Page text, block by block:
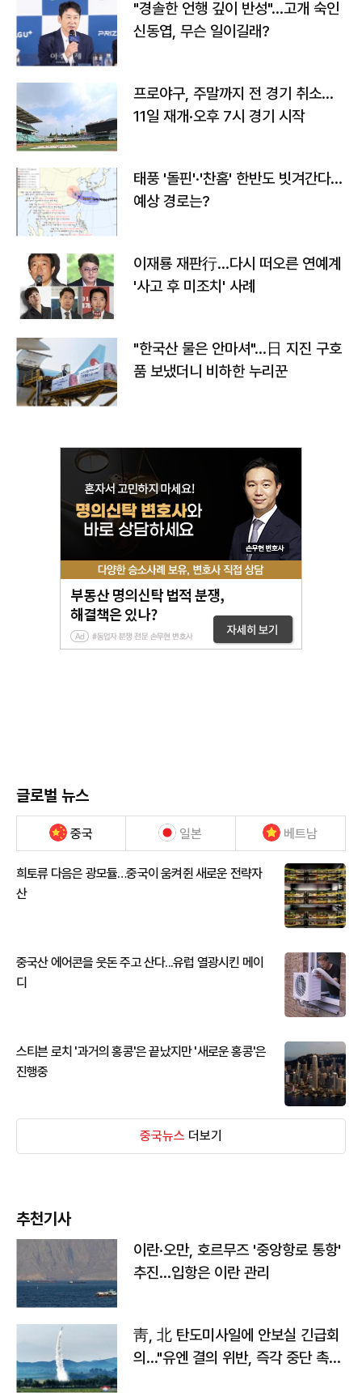
"경솔한 언행 깊이 반성"…고개 숙인
신동엽, 무슨 일이길래?
프로야구, 주말까지 전 경기 취소…
11일 재개·오후 7시 경기 시작
태풍 '돌핀'·'찬홈' 한반도 빗겨간다…
예상 경로는?
이재룡 재판行…다시 떠오른 연예계
'사고 후 미조치' 사례
"한국산 물은 안마셔"…日 지진 구호
품 보냈더니 비하한 누리꾼
글로벌 뉴스
중국 일본 베트남
희토류 다음은 광모듈…중국이 움켜쥔 새로운 전략자
산
중국산 에어콘을 웃돈 주고 산다...유럽 열광시킨 메이
디
스티븐 로치 '과거의 홍콩'은 끝났지만 '새로운 홍콩'은
진행중
중국뉴스 더보기
추천기사
이란·오만, 호르무즈 '중앙항로 통항'
추진…입항은 이란 관리
靑, 北 탄도미사일에 안보실 긴급회
의…"유엔 결의 위반, 즉각 중단 촉